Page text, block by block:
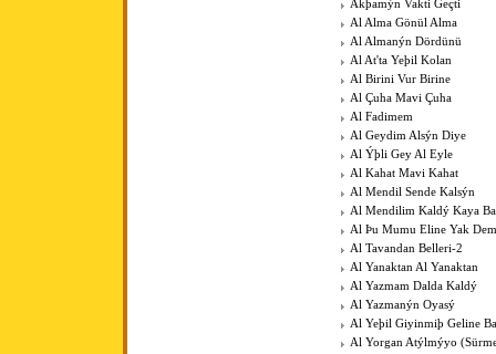
Akþamýn Vakti Geçti
Al Alma Gönül Alma
Al Almanýn Dördünü
Al At'ta Yeþil Kolan
Al Birini Vur Birine
Al Çuha Mavi Çuha
Al Fadimem
Al Geydim Alsýn Diye
Al Ýþli Gey Al Eyle
Al Kahat Mavi Kahat
Al Mendil Sende Kalsýn
Al Mendilim Kaldý Kaya
Al Þu Mumu Eline Yak
Al Tavandan Belleri-2
Al Yanaktan Al Yanaktan
Al Yazmam Dalda Kaldý
Al Yazmanýn Oyasý
Al Yeþil Giyinmiþ Geline
Al Yorgan Atýlmýyo